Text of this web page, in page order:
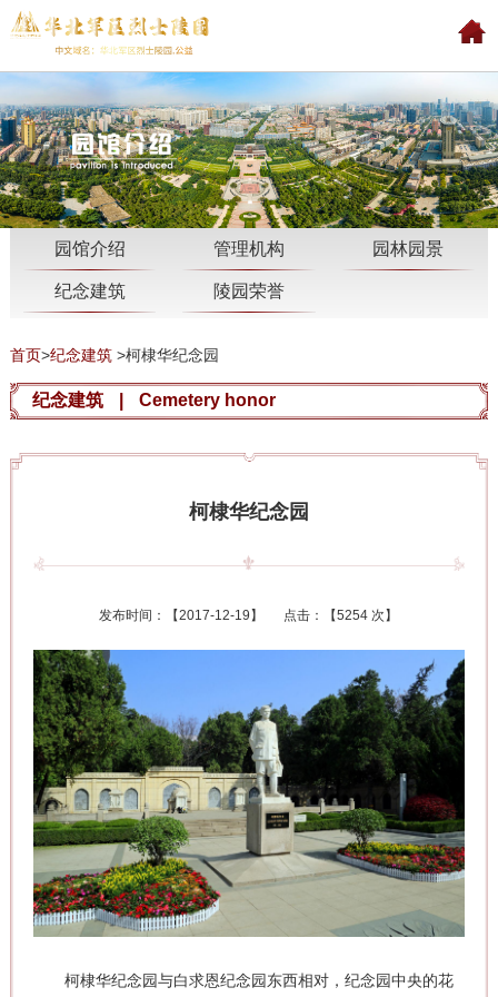
园馆介绍 管理机构 园林园景
纪念建筑 陵园荣誉
首页>纪念建筑>柯棣华纪念园
纪念建筑 Cemetery honor
柯棣华纪念园
发布时间：【2017-12-19】 点击：【5254 次】
柯棣华纪念园与白求恩纪念园东西相对，纪念园中央的花